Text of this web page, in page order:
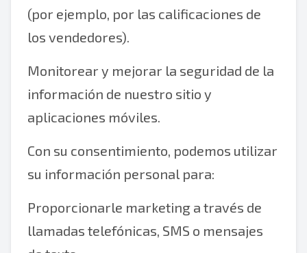
(por ejemplo, por las calificaciones de
los vendedores).
Monitorear y mejorar la seguridad de la
información de nuestro sitio y
aplicaciones móviles.
Con su consentimiento, podemos utilizar
su información personal para:
Proporcionarle marketing a través de
llamadas telefónicas, SMS o mensajes